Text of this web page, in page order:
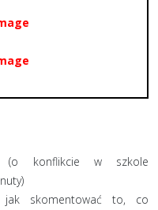
(o konflikcie w szkole
jak skomentować to, co